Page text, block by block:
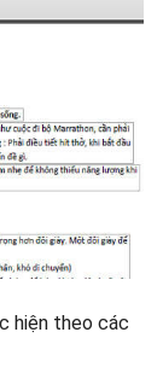
hiện theo các